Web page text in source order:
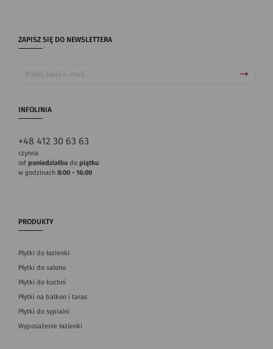
ZAPISZ SIĘ DO NEWSLETTERA
INFOLINIA
+48 412 30 63 63
czynna
od poniedziałku do piątku
w godzinach 8:00 - 16:00
PRODUKTY
Płytki do łazienki
Płytki do salonu
Płytki do kuchni
Płytki na balkon i taras
Płytki do sypialni
Wyposażenie łazienki